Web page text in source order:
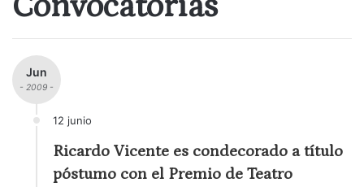
Jun
- 2009 -
12 junio
Ricardo Vicente es condecorado a título
póstumo con el Premio de Teatro